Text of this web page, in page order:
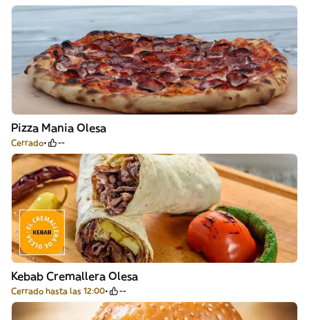
Pizza Mania Olesa
Cerrado --
Kebab Cremallera Olesa
Cerrado hasta las 12:00 --